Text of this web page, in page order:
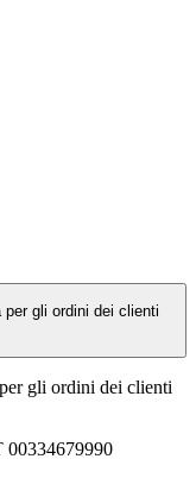
gli ordini dei clienti
gli ordini dei clienti
00334679990